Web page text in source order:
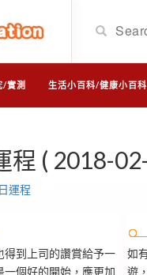
/實測 生活小百科/健康小百科
程 ( 2018-
運程
到上司的讚賞給予一
個好的開始，應更加
如
遊